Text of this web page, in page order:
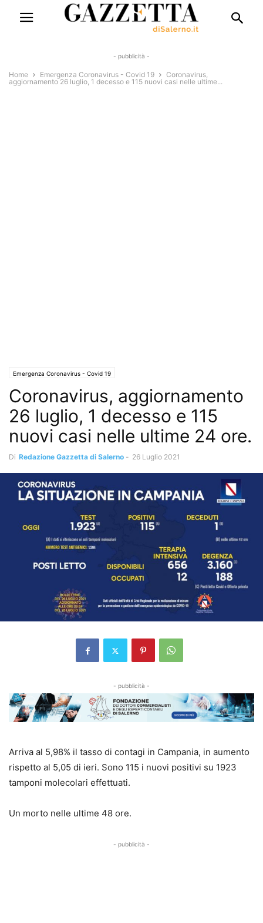
- pubblicità -
Home Emergenza Coronavirus - Covid 19
Coronavirus,
aggiornamento 26 luglio, 1 decesso e 115 nuovi casi nelle ultime...
Emergenza Coronavirus - Covid 19
Coronavirus, aggiornamento
26 luglio, 1 decesso e 115
nuovi casi nelle ultime 24 ore.
Di Redazione Gazzetta di Salerno - 26 Luglio 2021
- pubblicità -
Arriva al 5,98% il tasso di contagi in Campania, in aumento
rispetto al 5,05 di ieri. Sono 115 i nuovi positivi su 1923
tamponi molecolari effettuati.
Un morto nelle ultime 48 ore.
- pubblicità -